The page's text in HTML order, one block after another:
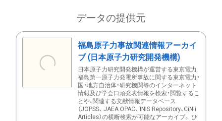
データの提供元
福島原子力事故関連情報アーカイ
ブ (日本原子力研究開発機構)
日本原子力研究開発機構が運営する東京電力
福島第一原子力発電所事故に関する東京電力・
国・地方自治体・研究機関等のインターネット
情報及び学会口頭発表情報を検索・閲覧するこ
とや、関連する文献情報データベース
（JOPSS、 JAEA OPAC、 INIS Repository、CiNii
Articles）の横断検索が可能なアーカイブ。 ひ